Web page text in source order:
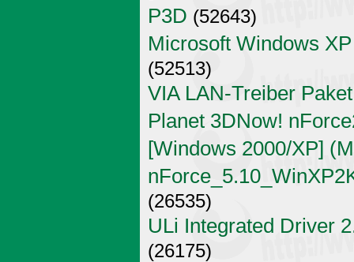
P3D (52643)
Microsoft Windows
(52513)
VIA LAN-Treiber
Planet 3DNow!
[Windows 2000/XP]
(26535)
ULi Integrated Driver
(26175)